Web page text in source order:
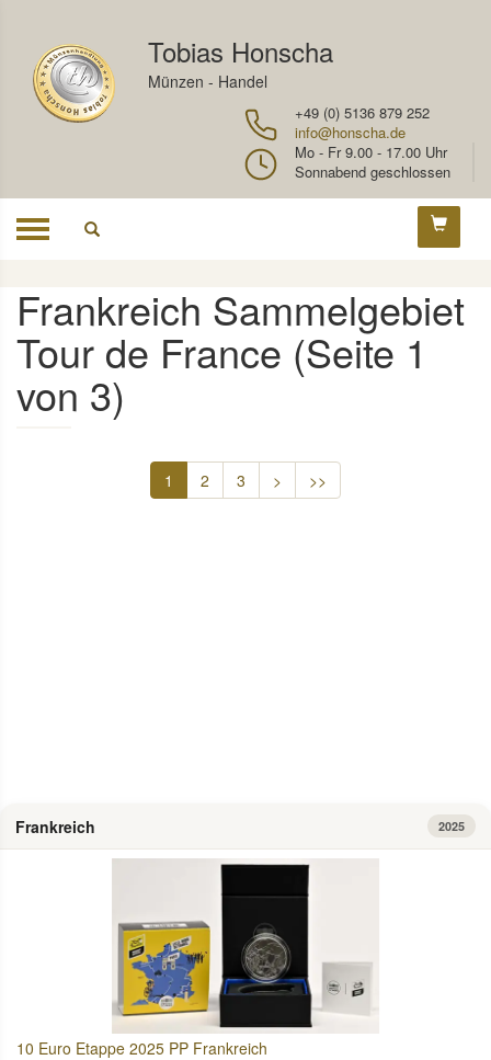
Tobias Honscha
Münzen - Handel
+49 (0) 5136 879 252
info@honscha.de
Mo - Fr 9.00 - 17.00 Uhr
Sonnabend geschlossen
Toggle
Frankreich Sammelgebiet
Tour de France (Seite 1
von 3)
1 2 3 > >>
Frankreich 2025
10 Euro Etappe 2025 PP Frankreich